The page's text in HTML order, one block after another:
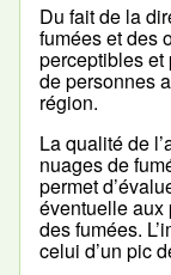
Du fait de la
fumées et des
perceptibles et
de personnes
région.
La qualité de
nuages de
permet
éventuelle aux
des fumées.
celui d’un pic